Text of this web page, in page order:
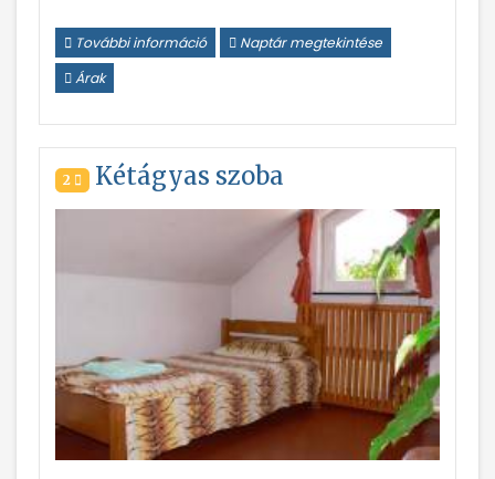
További információ
Naptár megtekintése
Árak
2 Kétágyas szoba